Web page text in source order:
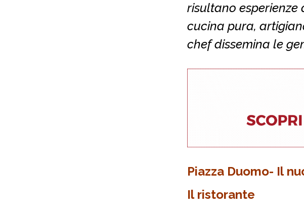
risultano esperienze
cucina pura,
chef dissemina le
Piazza Duomo- Il
Il ristorante